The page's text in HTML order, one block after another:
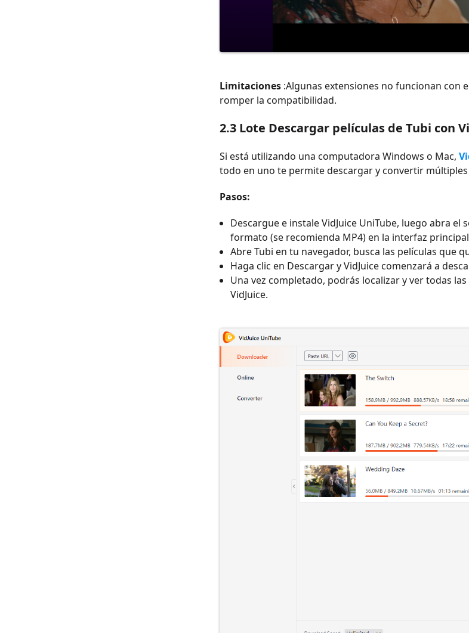
Limitaciones :Algunas extensiones no funcionan con
romper la compatibilidad.
2.3 Lote Descargar películas de Tubi con
Si está utilizando una computadora Windows o Mac,
todo en uno te permite descargar y convertir
Pasos:
Descargue e instale VidJuice UniTube, luego abra
formato (se recomienda MP4) en la interfaz
Abre Tubi en tu navegador, busca las películas que
Haga clic en Descargar y VidJuice comenzará a
Una vez completado, podrás localizar y ver todas
VidJuice.